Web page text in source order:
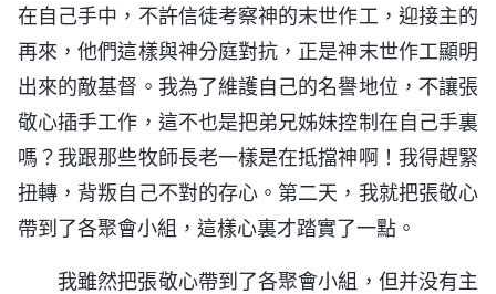
在自己手中，不許信徒考察神的末世作工，迎接主的
再來，他們這樣與神分庭對抗，正是神末世作工顯明
出來的敵基督。我為了維護自己的名譽地位，不讓張
敬心插手工作，這不也是把弟兄姊妹控制在自己手裏
嗎？我跟那些牧師長老一樣是在抵擋神啊！我得趕緊
扭轉，背叛自己不對的存心。第二天，我就把張敬心
帶到了各聚會小組，這樣心裏才踏實了一點。
我雖然把張敬心帶到了各聚會小組，但并没有主